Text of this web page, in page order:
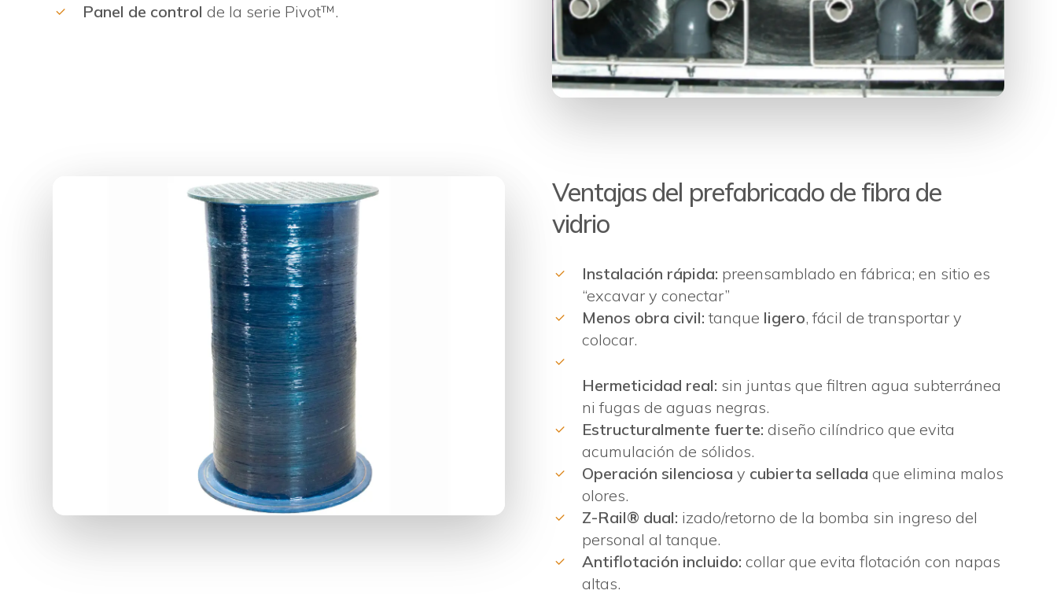
Panel de control de la serie Pivot™.
Ventajas del prefabricado de fibra de
vidrio
Instalación rápida: preensamblado en fábrica; en sitio es
“excavar y conectar”
Menos obra civil: tanque ligero, fácil de transportar y
colocar.
Hermeticidad real: sin juntas que filtren agua subterránea
ni fugas de aguas negras.
Estructuralmente fuerte: diseño cilíndrico que evita
acumulación de sólidos.
Operación silenciosa y cubierta sellada que elimina malos
olores.
Z-Rail® dual: izado/retorno de la bomba sin ingreso del
personal al tanque.
Antiflotación incluido: collar que evita flotación con napas
altas.